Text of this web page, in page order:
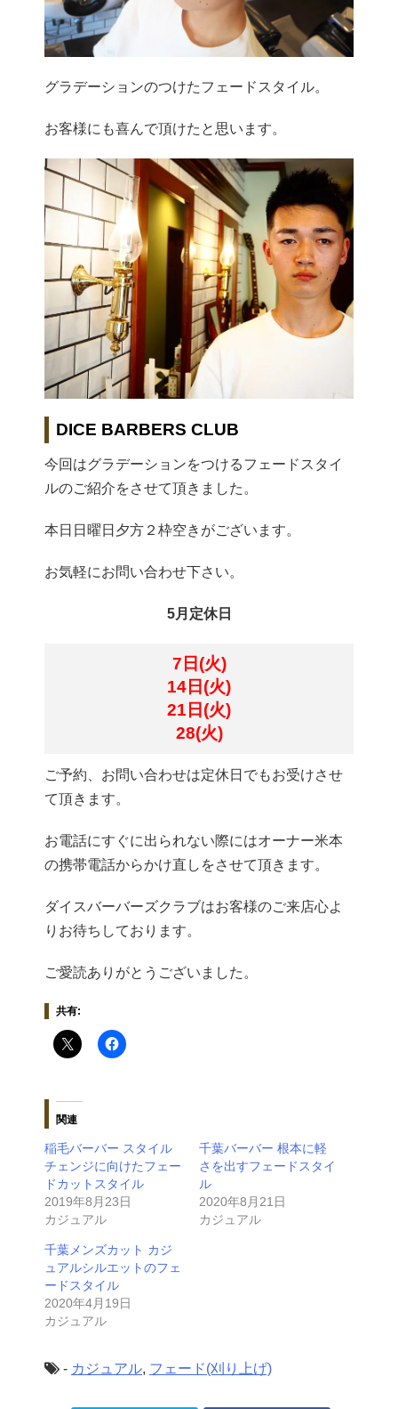
グラデーションのつけたフェードスタイル。
お客様にも喜んで頂けたと思います。
DICE BARBERS CLUB
今回はグラデーションをつけるフェードスタイ
ルのご紹介をさせて頂きました。
本日日曜日夕方２枠空きがございます。
お気軽にお問い合わせ下さい。
5月定休日
7日(火)
14日(火)
21日(火)
28(火)
ご予約、お問い合わせは定休日でもお受けさせ
て頂きます。
お電話にすぐに出られない際にはオーナー米本
の携帯電話からかけ直しをさせて頂きます。
ダイスバーバーズクラブはお客様のご来店心よ
りお待ちしております。
ご愛読ありがとうございました。
共有:
関連
稲毛バーバー スタイル
チェンジに向けたフェー
ドカットスタイル
2019年8月23日
カジュアル
千葉バーバー 根本に軽
さを出すフェードスタイ
ル
2020年8月21日
カジュアル
千葉メンズカット カジ
ュアルシルエットのフェ
ードスタイル
2020年4月19日
カジュアル
- カジュアル, フェード(刈り上げ)